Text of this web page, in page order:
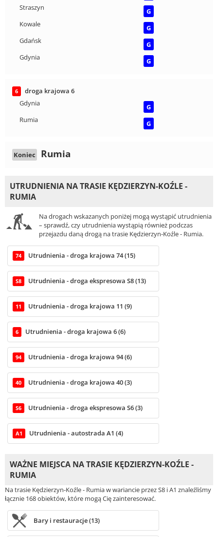
Straszyn
G
Kowale
G
Gdańsk
G
Gdynia
G
6
droga krajowa 6
Gdynia
G
Rumia
G
Koniec Rumia
UTRUDNIENIA NA TRASIE KĘDZIERZYN-KOŹLE -
RUMIA
Na drogach wskazanych poniżej mogą wystąpić utrudnienia
– sprawdź, czy utrudnienia wystąpią również podczas
przejazdu daną drogą na trasie Kędzierzyn-Koźle - Rumia.
74 Utrudnienia - droga krajowa 74 (15)
S8 Utrudnienia - droga ekspresowa S8 (13)
11 Utrudnienia - droga krajowa 11 (9)
6 Utrudnienia - droga krajowa 6 (6)
94 Utrudnienia - droga krajowa 94 (6)
40 Utrudnienia - droga krajowa 40 (3)
S6 Utrudnienia - droga ekspresowa S6 (3)
A1 Utrudnienia - autostrada A1 (4)
WAŻNE MIEJSCA NA TRASIE KĘDZIERZYN-KOŹLE -
RUMIA
Na trasie Kędzierzyn-Koźle - Rumia w wariancie przez S8 i A1 znaleźliśmy
łącznie 168 obiektów, które mogą Cię zainteresować.
Bary i restauracje (13)